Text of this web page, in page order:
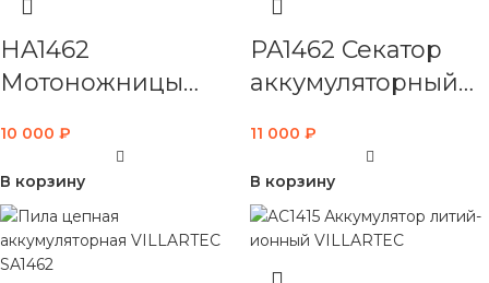
HA1462
Мотоножницы
VILLARTEC
10 000 ₽
В корзину
PA1462 Секатор
аккумуляторный
11 000 ₽
В корзину